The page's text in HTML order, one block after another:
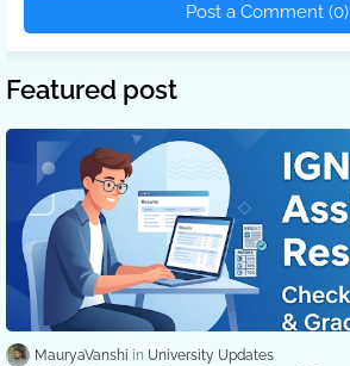
Post a Comment (0)
Featured post
MauryaVanshi University Updates